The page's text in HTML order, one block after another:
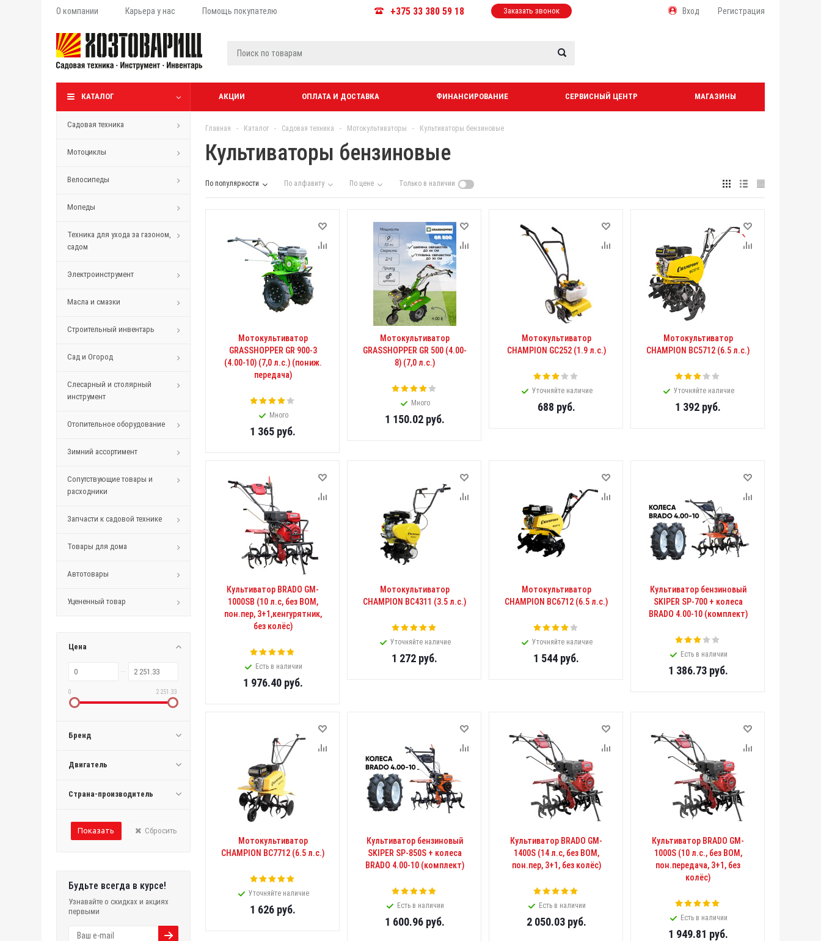
О компании Карьера у нас Помощь покупателю +375 33 380 59 18 Заказать звонок Вход Регистрация
КАТАЛОГ АКЦИИ ОПЛАТА И ДОСТАВКА ФИНАНСИРОВАНИЕ СЕРВИСНЫЙ ЦЕНТР МАГАЗИНЫ
Садовая техника
Мотоциклы
Велосипеды
Мопеды
Техника для ухода за газоном,
садом
Электроинструмент
Масла и смазки
Строительный инвентарь
Сад и Огород
Слесарный и столярный
инструмент
Отопительное оборудование
Зимний ассортимент
Сопутствующие товары и
расходники
Запчасти к садовой технике
Товары для дома
Автотовары
Уцененный товар
Цена
0 2 251.33
Бренд
Двигатель
Страна-производитель
Сбросить
Будьте всегда в курсе!
Узнавайте о скидках и акциях
первыми
Главная - Каталог - Садовая техника - Мотокультиваторы - Культиваторы бензиновые
Культиваторы бензиновые
По популярности По алфавиту По цене Только в наличии
Мотокультиватор
GRASSHOPPER GR 900-3
(4.00-10) (7,0 л.с.) (пониж.
передача)
Много
1 365 руб.
Мотокультиватор
GRASSHOPPER GR 500 (4.00-
8) (7,0 л.с.)
Много
1 150.02руб.
Мотокультиватор
CHAMPION GC252 (1.9 л.с.)
Уточняйте наличие
688 руб.
Мотокультиватор
CHAMPION BC5712 (6.5 л.с.)
Уточняйте наличие
1 392 руб.
Культиватор BRADO GM-
1000SB (10 л.с, без ВОМ,
пон.пер, 3+1,кенгурятник,
без колёс)
Есть в наличии
1 976.40руб.
Мотокультиватор
CHAMPION BC4311 (3.5 л.с.)
Уточняйте наличие
1 272 руб.
Мотокультиватор
CHAMPION BC6712 (6.5 л.с.)
Уточняйте наличие
1 544 руб.
Культиватор бензиновый
SKIPER SP-700 + колеса
BRADO 4.00-10 (комплект)
Есть в наличии
1 386.73руб.
Мотокультиватор
CHAMPION BC7712 (6.5 л.с.)
Уточняйте наличие
1 626 руб.
Культиватор бензиновый
SKIPER SP-850S + колеса
BRADO 4.00-10 (комплект)
Есть в наличии
1 600.96руб.
Культиватор BRADO GM-
1400S (14 л.с, без ВОМ,
пон.пер, 3+1, без колёс)
Есть в наличии
2 050.03руб.
Культиватор BRADO GM-
1000S (10 л.с., без ВОМ,
пон.передача, 3+1, без
колёс)
Есть в наличии
1 949.81 руб.